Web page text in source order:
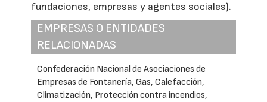
fundaciones, empresas y agentes sociales).
EMPRESAS O ENTIDADES
RELACIONADAS
Confederación Nacional de Asociaciones de
Empresas de Fontanería, Gas, Calefacción,
Climatización, Protección contra incendios,